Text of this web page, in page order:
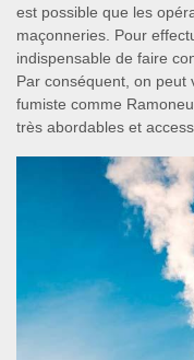
est possible que les
maçonneries. Pour
indispensable de faire
Par conséquent, on peut
fumiste comme
très abordables et